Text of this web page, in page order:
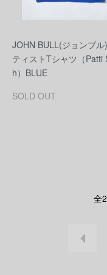
JOHN BULL(ジョンブル
ティストTシャツ（Patti
h）BLUE
SOLD OUT
全